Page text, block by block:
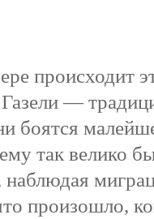
происходит
—
боятся
так велико
наблюдая
произошло,